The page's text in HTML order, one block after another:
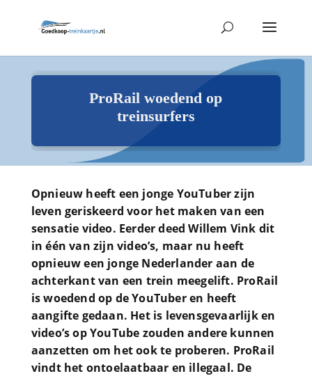
ProRail woedend op
treinsurfers
Opnieuw heeft een jonge YouTuber zijn
leven geriskeerd voor het maken van een
sensatie video. Eerder deed Willem Vink dit
in één van zijn video’s, maar nu heeft
opnieuw een jonge Nederlander aan de
achterkant van een trein meegelift. ProRail
is woedend op de YouTuber en heeft
aangifte gedaan. Het is levensgevaarlijk en
video’s op YouTube zouden andere kunnen
aanzetten om het ook te proberen. ProRail
vindt het ontoelaatbaar en illegaal. De